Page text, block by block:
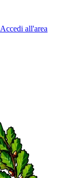
Accedi all'area